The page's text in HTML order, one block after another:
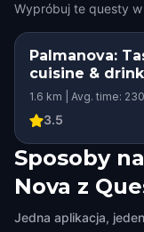
Wypróbuj te questy
Palmanova:
cuisine &
1.6 km | Avg. time:
3.5
Sposoby
Nova z
Jedna aplikacja,